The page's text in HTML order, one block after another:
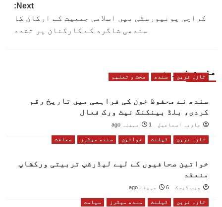
Next:
کراچی یونیورسٹی میں اسلامی جمعیت کے ارکان کا
سندھی شاگرد کے کارکنان پر تشدد
مزید خبریں
تازہ ترین سندھ صحت و تعلیم
سندھ نے محفوظ خون کی فراہمی میں تاریخ رقم
کردی، بلڈ بینکنگ نیٹ ورک فعال
ماریہ اسماعیل 1 مہینہ ago
تازہ ترین ٹیلنٹ خواتین سندھ میٹرز صحافت
خواتین صحافیوں کے لیے لیڈرشپ تربیتی ورکشاپ
منعقد
ویب ڈیسک 6 مہینے ago
تازہ ترین ٹیلنٹ سندھ میٹرز سیاست